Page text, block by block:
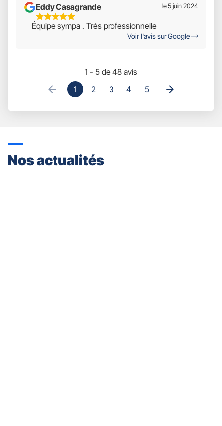
Eddy Casagrande
5
Étoiles
le 5 juin 2024
Équipe sympa . Très professionnelle
Voir l'avis sur Google
1 - 5 de 48 avis
1
2 3 4 5
Nos actualités